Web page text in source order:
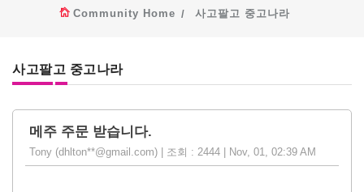
Community Home 사고팔고 중고나라
사고팔고 중고나라
메주 주문 받습니다.
Tony (dhlton**@gmail.com) | 조회 : 2444 | Nov, 01, 02:39 AM